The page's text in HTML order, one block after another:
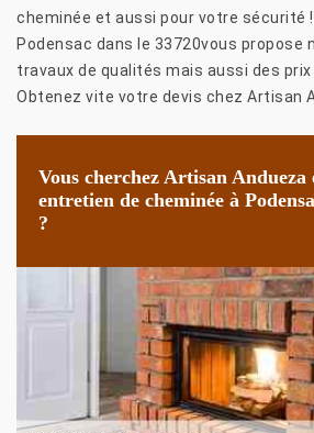
cheminée et aussi pour votre sécurité
Podensac dans le 33720vous propose
travaux de qualités mais aussi des prix
Obtenez vite votre devis chez Artisan
Vous cherchez Artisan Andueza
entretien de cheminée à
?